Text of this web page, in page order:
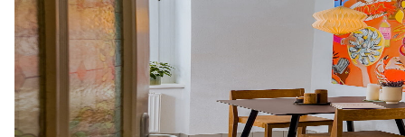
The Human Nature Show / Centrespace Gallery -
Bristol, Royaume-Uni
2015
Family / The A Smith Gallery - Texas, États-Unis
2015